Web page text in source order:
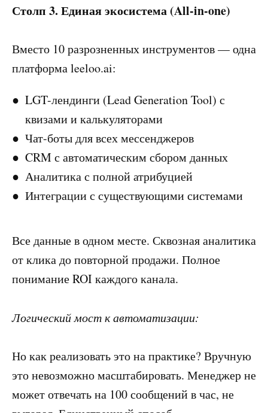
Столп 3. Единая экосистема (All-in-one)
Вместо 10 разрозненных инструментов — одна
платформа leeloo.ai:
LGT-лендинги (Lead Generation Tool) с
квизами и калькуляторами
Чат-боты для всех мессенджеров
CRM с автоматическим сбором данных
Аналитика с полной атрибуцией
Интеграции с существующими системами
Все данные в одном месте. Сквозная аналитика
от клика до повторной продажи. Полное
понимание ROI каждого канала.
Логический мост к автоматизации:
Но как реализовать это на практике? Вручную
это невозможно масштабировать. Менеджер не
может отвечать на 100 сообщений в час, не